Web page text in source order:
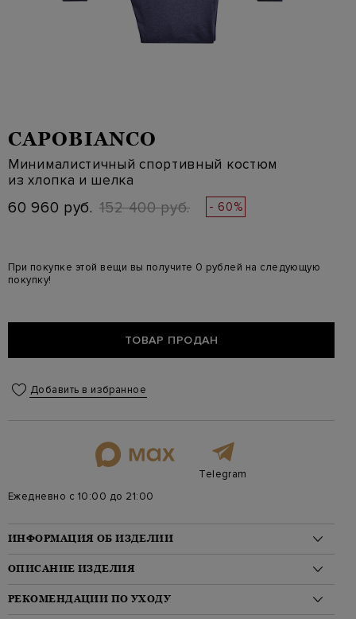
CAPOBIANCO
Минималистичный спортивный костюм
из хлопка и шелка
60 960 руб. 152 400 руб. - 60%
При покупке этой вещи вы получите 0 рублей на следующую
покупку!
ТОВАР ПРОДАН
Добавить в избранное
Telegram
Ежедневно с 10:00 до 21:00
ИНФОРМАЦИЯ ОБ ИЗДЕЛИИ
Материал: хлопок 80%, шелк 20%
На модели: 188/90/79/99 на модели размер 48
Стиль: Костюмы
Цвет: Синий
ОПИСАНИЕ ИЗДЕЛИЯ
Мужской костюм от Capobianco выполнен из дышащего
хлопка и шелка. Натуральный состав обеспечивает
РЕКОМЕНДАЦИИ ПО УХОДУ